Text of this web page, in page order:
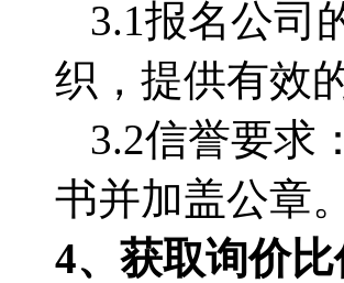
3.1报名公司
织， 提供有效
3.2信誉要求
书并加盖公章。
4、 获取询价